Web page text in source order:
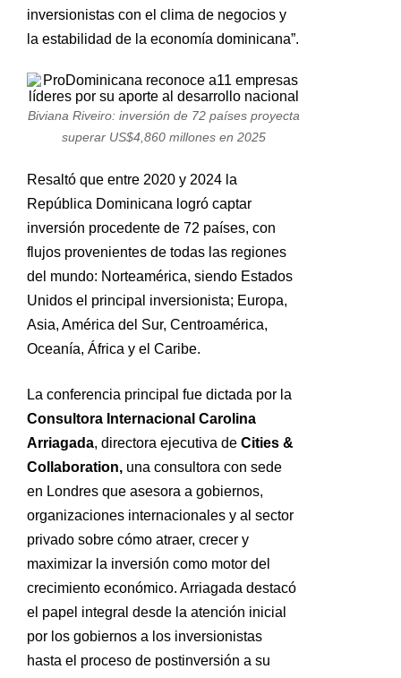
inversionistas con el clima de negocios y
la estabilidad de la economía dominicana”.
Biviana Riveiro: inversión de 72 países proyecta
superar US$4,860 millones en 2025
Resaltó que entre 2020 y 2024 la
República Dominicana logró captar
inversión procedente de 72 países, con
flujos provenientes de todas las regiones
del mundo: Norteamérica, siendo Estados
Unidos el principal inversionista; Europa,
Asia, América del Sur, Centroamérica,
Oceanía, África y el Caribe.
La conferencia principal fue dictada por la
Consultora Internacional Carolina
Arriagada, directora ejecutiva de Cities &
Collaboration, una consultora con sede
en Londres que asesora a gobiernos,
organizaciones internacionales y al sector
privado sobre cómo atraer, crecer y
maximizar la inversión como motor del
crecimiento económico. Arriagada destacó
el papel integral desde la atención inicial
por los gobiernos a los inversionistas
hasta el proceso de postinversión a su